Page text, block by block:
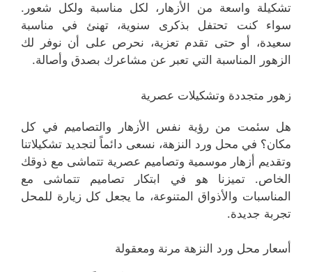
تشكيلة واسعة من الأزهار، لكل مناسبة ولكل شعور.
سواء كنت تحتفل بذكرى سنوية، تهنئ في مناسبة
سعيدة، أو حتى تقدم تعزية، نحرص على أن نوفر لك
الزهور المناسبة التي تعبر عن مشاعرك بصدق وأصالة.
زهور متجددة وتشكيلات عصرية
هل سئمت من رؤية نفس الأزهار والتصاميم في كل
مكان؟ في محل ورد النزهة، نسعى دائماً لتجديد تشكيلاتنا
وتقديم أزهار موسمية وتصاميم عصرية تتماشى مع ذوقك
الخاص. تميزنا هو في ابتكار تصاميم تتماشى مع
المناسبات والأذواق المتنوعة، ما يجعل كل زيارة للمحل
تجربة جديدة.
أسعار محل ورد النزهة مرنة ومعقولة